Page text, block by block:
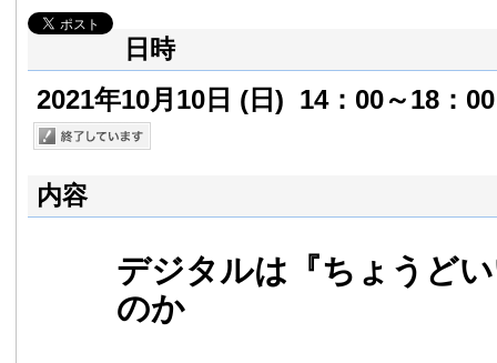
日時
2021年10月10日 (日) 14：00～18：00
内容
デジタルは『ちょうど
のか